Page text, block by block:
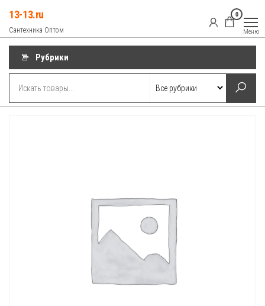
содержимому
13-13.ru
Сантехника Оптом
0
Меню
Рубрики